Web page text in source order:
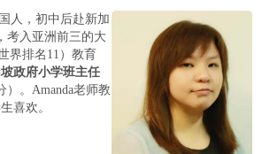
人，初中后赴新加
考入亚洲前三的大
世界排名11）教育
政府小学班主任
）。Amanda老师教
喜欢。